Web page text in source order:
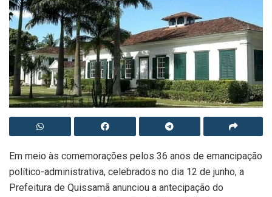
Em meio às comemorações pelos 36 anos de emancipação
político-administrativa, celebrados no dia 12 de junho, a
Prefeitura de Quissamã anunciou a antecipação do